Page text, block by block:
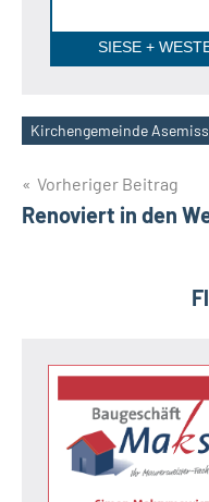
SIESE +
Schlagwörter
Kirchengemeinde
Vorheriger Beitrag
Renoviert in den